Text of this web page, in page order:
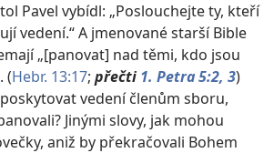
Pavel vybídl: „Poslouchejte ty, kteří
vedení.“ A jmenované starší Bible
„[panovat] nad těmi, kdo jsou
(Hebr. 13:17; přečti 1. Petra 5:2, 3)
vedení členům sboru,
Jinými slovy, jak mohou
aniž by překračovali Bohem